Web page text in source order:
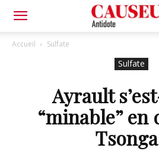
Antidote
Accueil Sulfate
Sulfate
Ayrault
“minable” en